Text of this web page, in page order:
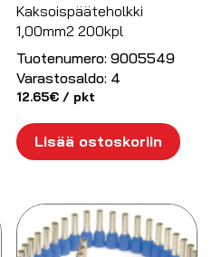
Kaksoispääteholkki
1,00mm2 200kpl
Tuotenumero: 9005549
Varastosaldo: 4
12.65€ / pkt
Lisää ostoskoriin